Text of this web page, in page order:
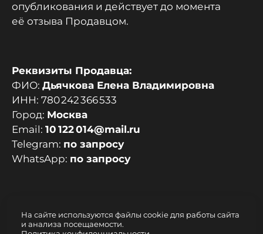
опубликования и действует до момента
её отзыва Продавцом.
Реквизиты Продавца:
ФИО: Дьячкова Елена Владимировна
ИНН: 780 242 366 533
Город: Москва
Email: 10 122 014@mail.ru
Telegram: по запросу
WhatsApp: по запросу
На сайте используются файлы cookie для работы сайта
и анализа посещаемости.